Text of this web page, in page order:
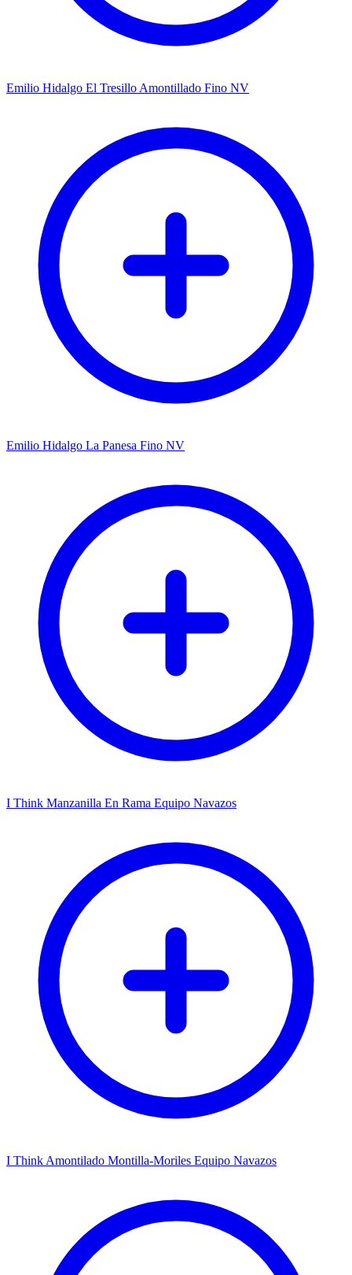
Emilio Hidalgo El Tresillo Amontillado Fino NV
Emilio Hidalgo La Panesa Fino NV
I Think Manzanilla En Rama Equipo Navazos
I Think Amontilado Montilla-Moriles Equipo Navazos